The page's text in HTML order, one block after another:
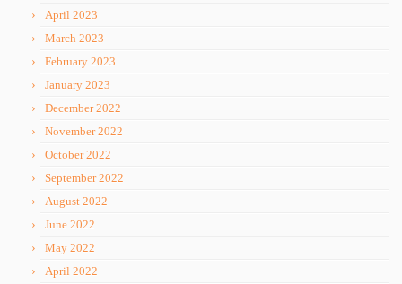
April 2023
March 2023
February 2023
January 2023
December 2022
November 2022
October 2022
September 2022
August 2022
June 2022
May 2022
April 2022